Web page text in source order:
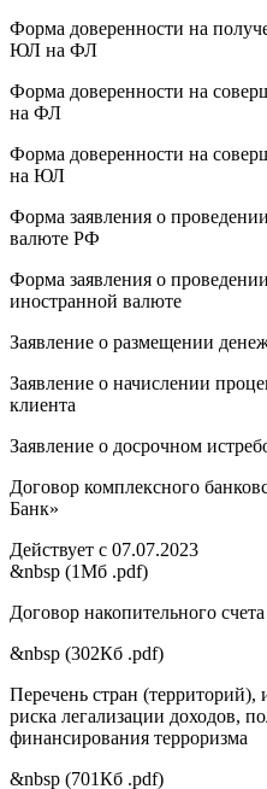
Форма доверенности на
ЮЛ на ФЛ
Форма доверенности на
на ФЛ
Форма доверенности на
на ЮЛ
Форма заявления о
валюте РФ
Форма заявления о
иностранной валюте
Заявление о размещении
Заявление о начислении
клиента
Заявление о досрочном
Договор комплексного
Банк»
Действует с 07.07.2023
&nbsp (1Мб .pdf)
Договор накопительного
&nbsp (302Кб .pdf)
Перечень стран
риска легализации доходов,
финансирования терроризма
&nbsp (701Кб .pdf)